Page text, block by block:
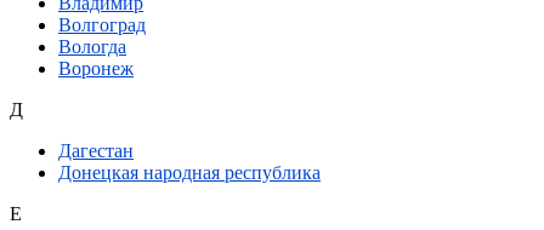
Волгоград
Вологда
Воронеж
Д
Дагестан
Донецкая народная республика
Е